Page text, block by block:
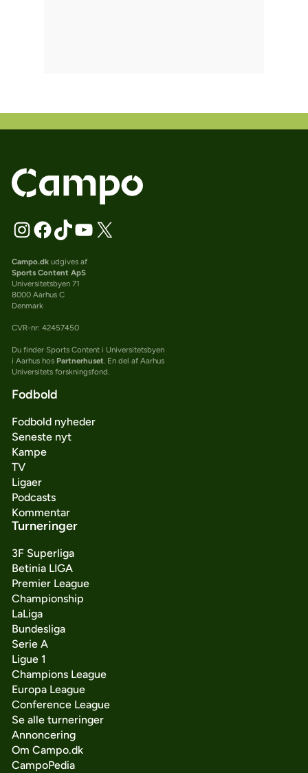
Campo.dkudgives af
Sports Content ApS
Universitetsbyen 71
8000 Aarhus C
Denmark
CVR-nr: 42457450
Du finder Sports Content i Universitetsbyen
i Aarhus hos Partnerhuset. En del af Aarhus
Universitets forskningsfond.
Fodbold
Fodbold nyheder
Seneste nyt
Kampe
TV
Ligaer
Podcasts
Kommentar
Turneringer
3F Superliga
Betinia LIGA
Premier League
Championship
LaLiga
Bundesliga
Serie A
Ligue 1
Champions League
Europa League
Conference League
Se alle turneringer
Annoncering
Om Campo.dk
CampoPedia